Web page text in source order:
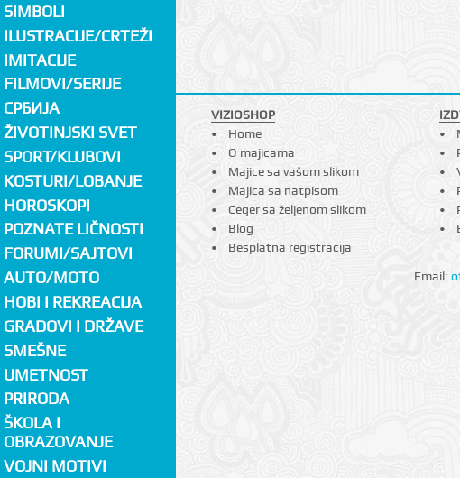
SIMBOLI
ILUSTRACIJE/CRTEŽI
IMITACIJE
FILMOVI/SERIJE
СРБИЈА
ŽIVOTINJSKI SVET
SPORT/KLUBOVI
KOSTURI/LOBANJE
HOROSKOPI
POZNATE LIČNOSTI
FORUMI/SAJTOVI
AUTO/MOTO
HOBI I REKREACIJA
GRADOVI I DRŽAVE
SMEŠNE
UMETNOST
PRIRODA
ŠKOLA I
OBRAZOVANJE
VOJNI MOTIVI
VIZIOSHOP
Home
O majicama
Majice sa vašom slikom
Majica sa natpisom
Ceger sa željenom slikom
Blog
Besplatna registracija
Email: